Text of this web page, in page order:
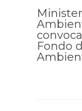
Fondo